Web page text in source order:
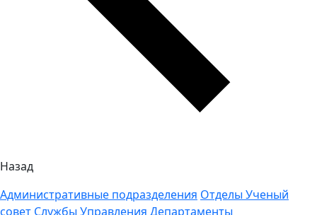
Назад
Административные подразделения Отделы Ученый
совет Службы Управления Департаменты